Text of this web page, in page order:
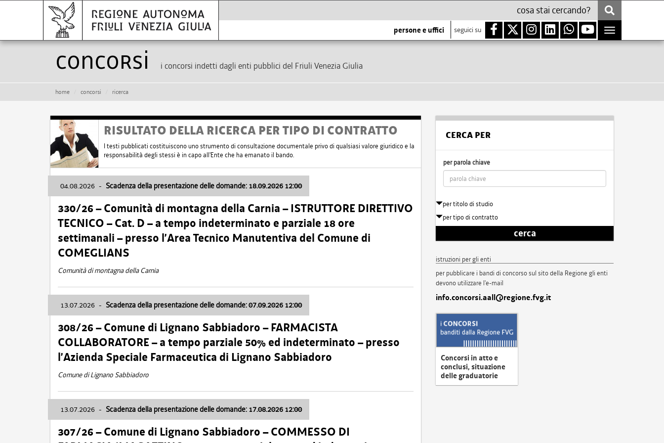
persone e uffici seguici su
Toggle
navigation
Concorsi i concorsi indetti dagli enti pubblici del Friuli Venezia Giulia
home concorsi ricerca
RISULTATO DELLA RICERCA PER TIPO DI CONTRATTO
I testi pubblicati costituiscono uno strumento di consultazione documentale privo di qualsiasi valore giuridico e la
responsabilità degli stessi è in capo all'Ente che ha emanato il bando.
04.08.2026 - Scadenza della presentazione delle domande: 18.09.2026 12:00
330/26 – Comunità di montagna della Carnia – ISTRUTTORE DIRETTIVO
TECNICO – Cat. D – a tempo indeterminato e parziale 18 ore
settimanali – presso l’Area Tecnico Manutentiva del Comune di
COMEGLIANS
Comunità di montagna della Carnia
13.07.2026 - Scadenza della presentazione delle domande: 07.09.2026 12:00
308/26 – Comune di Lignano Sabbiadoro – FARMACISTA
COLLABORATORE – a tempo parziale 50% ed indeterminato – presso
l’Azienda Speciale Farmaceutica di Lignano Sabbiadoro
Comune di Lignano Sabbiadoro
13.07.2026 - Scadenza della presentazione delle domande: 17.08.2026 12:00
307/26 – Comune di Lignano Sabbiadoro – COMMESSO DI
CERCA PER
per parola chiave
per titolo di studio
per tipo di contratto
cerca
istruzioni per gli enti
per pubblicare i bandi di concorso sul sito della Regione gli enti
devono utilizzare l'e-mail
info.concorsi.aall@regione.fvg.it
Concorsi in atto e
conclusi, situazione
delle graduatorie